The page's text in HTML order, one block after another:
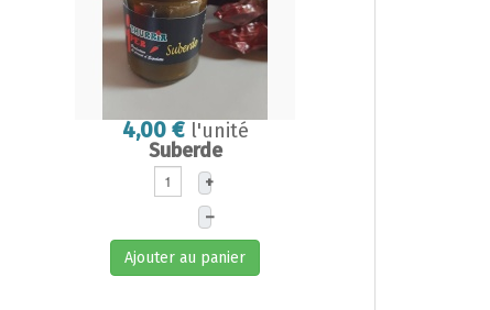
4,00 € l'unité
Suberde
+
–
Ajouter au panier